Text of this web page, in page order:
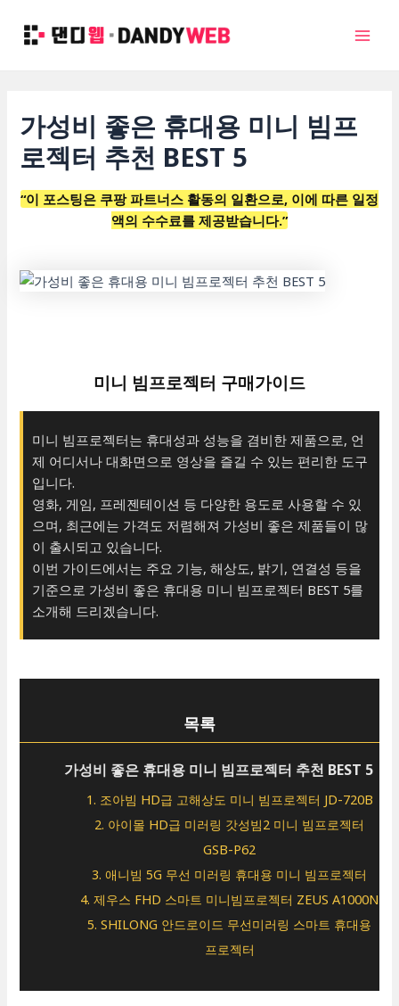
가성비 좋은 휴대용 미니 빔프
로젝터 추천 BEST 5
“이 포스팅은 쿠팡 파트너스 활동의 일환으로, 이에 따른 일정
액의 수수료를 제공받습니다.”
미니 빔프로젝터 구매가이드
미니 빔프로젝터는 휴대성과 성능을 겸비한 제품으로, 언
제 어디서나 대화면으로 영상을 즐길 수 있는 편리한 도구
입니다.
영화, 게임, 프레젠테이션 등 다양한 용도로 사용할 수 있
으며, 최근에는 가격도 저렴해져 가성비 좋은 제품들이 많
이 출시되고 있습니다.
이번 가이드에서는 주요 기능, 해상도, 밝기, 연결성 등을
기준으로 가성비 좋은 휴대용 미니 빔프로젝터 BEST 5를
소개해 드리겠습니다.
목록
가성비 좋은 휴대용 미니 빔프로젝터 추천 BEST 5
1. 조아빔 HD급 고해상도 미니 빔프로젝터 JD-720B
2. 아이몰 HD급 미러링 갓성빔2 미니 빔프로젝터
GSB-P62
3. 애니빔 5G 무선 미러링 휴대용 미니 빔프로젝터
4. 제우스 FHD 스마트 미니빔프로젝터 ZEUS A1000N
5. SHILONG 안드로이드 무선미러링 스마트 휴대용
프로젝터